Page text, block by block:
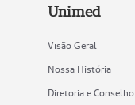
Unimed
Visão Geral
Nossa História
Diretoria e Conselho